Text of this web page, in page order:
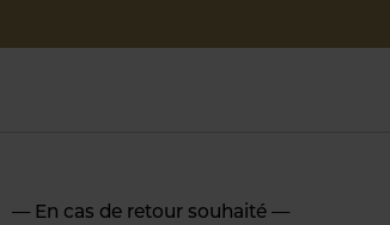
— En cas de retour souhaité —